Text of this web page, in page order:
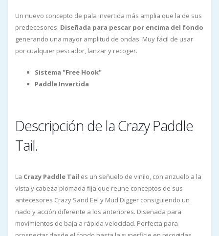
Un nuevo concepto de pala invertida más amplia que la de sus
predecesores. Diseñada para pescar por encima del fondo
generando una mayor amplitud de ondas. Muy fácil de usar
por cualquier pescador, lanzar y recoger.
Sistema "Free Hook"
Paddle Invertida
Descripción de la Crazy Paddle
Tail.
La Crazy Paddle Tail es un señuelo de vinilo, con anzuelo a la
vista y cabeza plomada fija que reune conceptos de sus
antecesores Crazy Sand Eel y Mud Digger consiguiendo un
nado y acción diferente a los anteriores. Diseñada para
movimientos de baja a rápida velocidad. Perfecta para